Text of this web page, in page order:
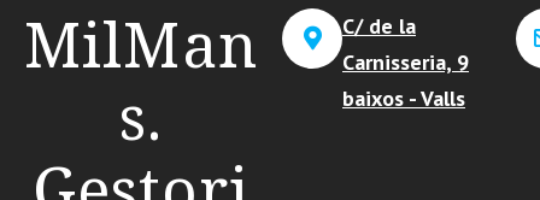
MilMan
s.
C/ de la
Carnisseria, 9
baixos - Valls